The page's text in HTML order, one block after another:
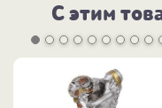
С этим